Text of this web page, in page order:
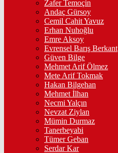
Zafer Temoçin
Andaç Gürsoy
Cemil Cahit Yavuz
Erhan Nuhoğlu
Emre Aksoy
Evrensel Barış Berkant
Güven Bilge
Mehmet Arif Ölmez
Mete Arif Tokmak
Hakan Bilgehan
Mehmet İlhan
Necmi Yalçın
Nevzat Ziylan
Mümin Durmaz
Tanerbeyabi
Tümer Geban
Serdar Kar